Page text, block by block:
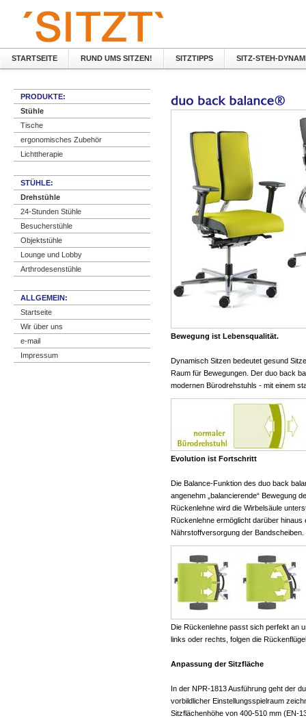
STARTSEITE RUND UMS SITZEN! SITZTIPPS SITZ-STEH-
PRODUKTE:
Stühle
Tische
ergonomisches Zubehör
Lichttherapie
STÜHLE:
Drehstühle
24-Stunden Stühle
Besucherstühle
Objektstühle
Lounge und Lobby
Arthrodesenstühle
ALLGEMEIN:
Startseite
Wir über uns
e-mail
Impressum
Bewegung ist Lebensqualität.
Dynamisch Sitzen bedeutet gesund
Raum für Bewegungen. Der duo back
modernen Bürodrehstuhls - mit einem
Evolution ist Fortschritt
Die Balance-Funktion des duo back
angenehm „balancierende“ Bewegung
Rückenlehne wird die Wirbelsäule
Rückenlehne ermöglicht darüber
Nährstoffversorgung der Bandscheiben.
Die Rückenlehne passt sich perfekt an
links oder rechts, folgen die
Anpassung der Sitzfläche
In der NPR-1813 Ausführung geht der
vorbildlicher Einstellungsspielraum
Sitzflächenhöhe von 400-510 mm (EN-